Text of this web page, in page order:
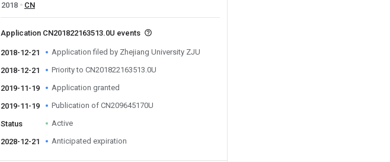
2018
CN
Application CN201822163513.0U events
2018-12-21 Application filed by Zhejiang University ZJU
2018-12-21 Priority to CN201822163513.0U
2019-11-19 Application granted
2019-11-19 Publication of CN209645170U
Status Active
2028-12-21 Anticipated expiration